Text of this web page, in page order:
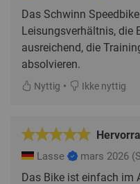
Das Schwinn
Leisungsverhältnis, die
ausreichend, die
absolvieren.
Nyttig • Ikke nyttig
Lasse mars 2026
Das Bike ist einfach im